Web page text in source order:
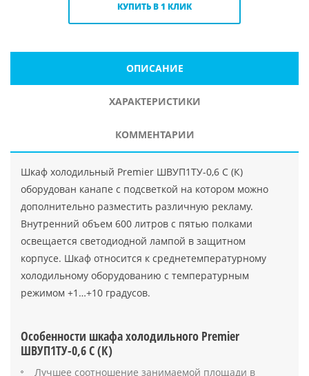
КУПИТЬ В 1 КЛИК
ОПИСАНИЕ
ХАРАКТЕРИСТИКИ
КОММЕНТАРИИ
Шкаф холодильный Premier ШВУП1ТУ-0,6 С (К)
оборудован канапе с подсветкой на котором можно
дополнительно разместить различную рекламу.
Внутренний объем 600 литров с пятью полками
освещается светодиодной лампой в защитном
корпусе. Шкаф относится к среднетемпературному
холодильному оборудованию с температурным
режимом +1…+10 градусов.
Особенности шкафа холодильного Premier
ШВУП1ТУ-0,6 С (К)
Лучшее соотношение занимаемой площади в